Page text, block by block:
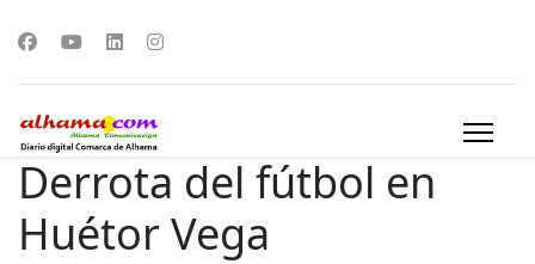
Derrota del fútbol en
Huétor Vega